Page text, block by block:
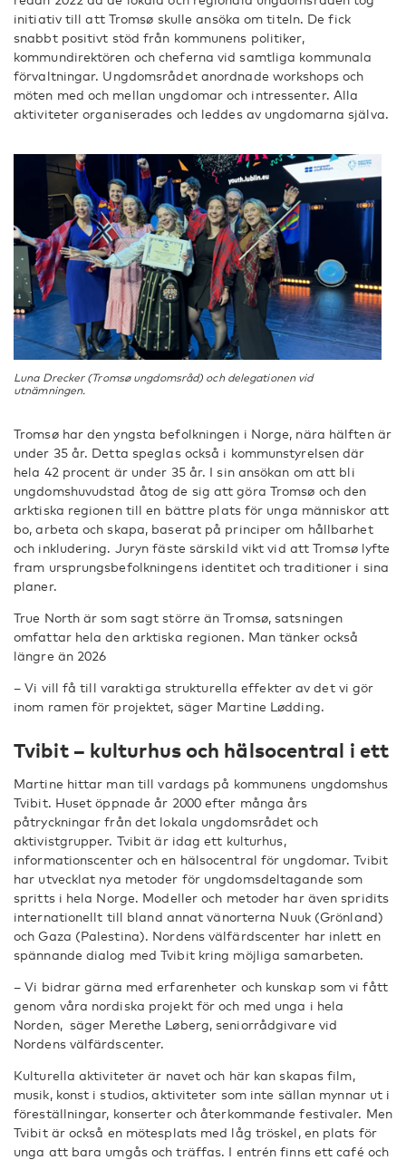
initiativ till att Tromsø skulle ansöka om titeln. De fick
snabbt positivt stöd från kommunens politiker,
kommundirektören och cheferna vid samtliga kommunala
förvaltningar. Ungdomsrådet anordnade workshops och
möten med och mellan ungdomar och intressenter. Alla
aktiviteter organiserades och leddes av ungdomarna själva.
Luna Drecker (Tromsø ungdomsråd) och delegationen vid
utnämningen.
Tromsø har den yngsta befolkningen i Norge, nära hälften är
under 35 år. Detta speglas också i kommunstyrelsen där
hela 42 procent är under 35 år. I sin ansökan om att bli
ungdomshuvudstad åtog de sig att göra Tromsø och den
arktiska regionen till en bättre plats för unga människor att
bo, arbeta och skapa, baserat på principer om hållbarhet
och inkludering. Juryn fäste särskild vikt vid att Tromsø lyfte
fram ursprungsbefolkningens identitet och traditioner i sina
planer.
True North är som sagt större än Tromsø, satsningen
omfattar hela den arktiska regionen. Man tänker också
längre än 2026
– Vi vill få till varaktiga strukturella effekter av det vi gör
inom ramen för projektet, säger Martine Lødding.
Tvibit – kulturhus och hälsocentral i ett
Martine hittar man till vardags på kommunens ungdomshus
Tvibit. Huset öppnade år 2000 efter många års
påtryckningar från det lokala ungdomsrådet och
aktivistgrupper. Tvibit är idag ett kulturhus,
informationscenter och en hälsocentral för ungdomar. Tvibit
har utvecklat nya metoder för ungdomsdeltagande som
spritts i hela Norge. Modeller och metoder har även spridits
internationellt till bland annat vänorterna Nuuk (Grönland)
och Gaza (Palestina). Nordens välfärdscenter har inlett en
spännande dialog med Tvibit kring möjliga samarbeten.
– Vi bidrar gärna med erfarenheter och kunskap som vi fått
genom våra nordiska projekt för och med unga i hela
Norden, säger Merethe Løberg, seniorrådgivare vid
Nordens välfärdscenter.
Kulturella aktiviteter är navet och här kan skapas film,
musik, konst i studios, aktiviteter som inte sällan mynnar ut i
föreställningar, konserter och återkommande festivaler. Men
Tvibit är också en mötesplats med låg tröskel, en plats för
unga att bara umgås och träffas. I entrén finns ett café och